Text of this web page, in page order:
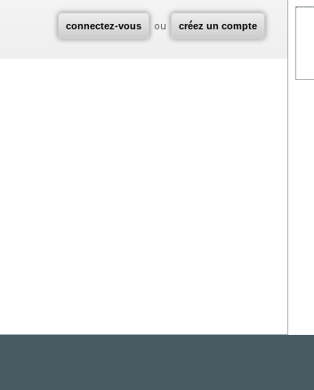
connectez-vous ou créez un compte